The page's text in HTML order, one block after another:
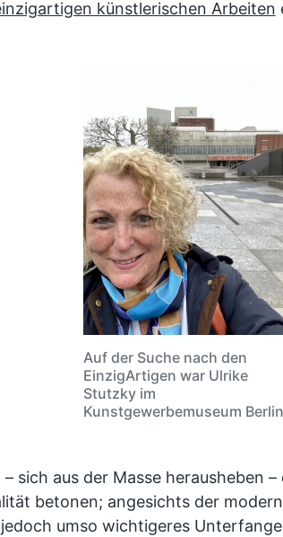
künstlerischen Arbeiten
Auf der Suche nach den
EinzigArtigen war Ulrike
Stutzky im
Kunstgewerbemuseum Berlin
sich aus der Masse herausheben –
betonen; angesichts der
umso wichtigeres